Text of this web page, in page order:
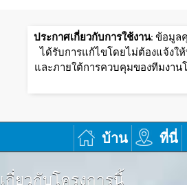
ประกาศเกี่ยวกับการใช้งาน: ข้อมูล
ได้รับการแก้ไขโดยไม่ต้องแจ้งให้
และภายใต้การควบคุมของทีมงาน
บ้าน ที่นี่
เกี่ยวกับโครงการนี้